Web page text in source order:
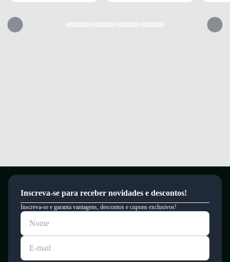
Palmilha em EVA que proporciona conforto prolongado.
Sinta conforto e segurança a cada passo com este tênis exclusivo.
Garantia
Inscreva-se para receber novidades e descontos!
Inscreva-se e garanta vantagens, descontos e cupons exclusivos!